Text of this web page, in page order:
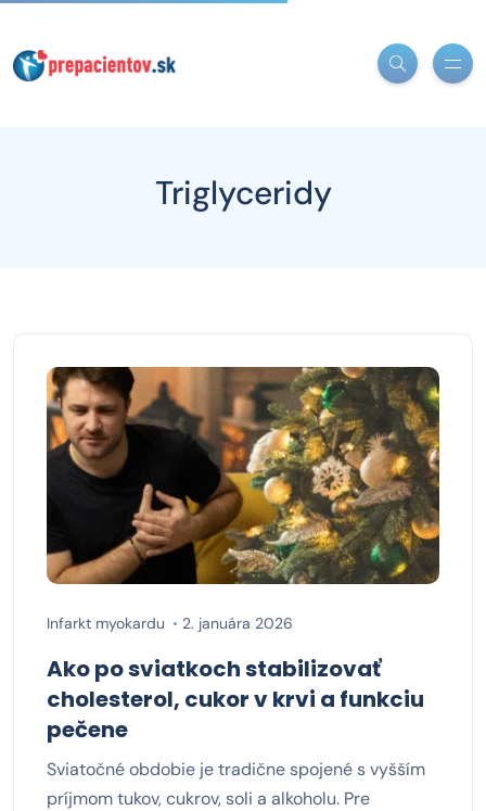
Triglyceridy
Infarkt myokardu 2. januára 2026
Ako po sviatkoch stabilizovať
cholesterol, cukor v krvi a funkciu
pečene
Sviatočné obdobie je tradične spojené s vyšším
príjmom tukov, cukrov, soli a alkoholu. Pre